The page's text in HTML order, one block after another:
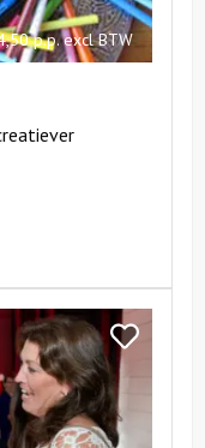
p.p. excl BTW
Bekijk
Speeddaten
met
collega’s